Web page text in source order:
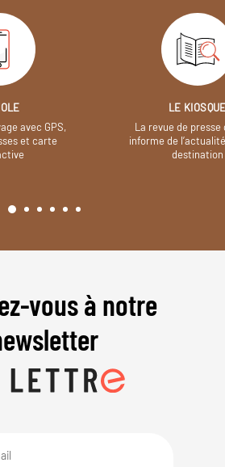
avec GPS,
et carte
LE
La revue de presse
informe de
destination
vous à notre